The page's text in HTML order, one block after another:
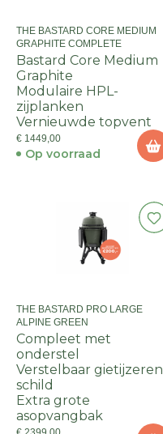
THE BASTARD CORE MEDIUM
GRAPHITE COMPLETE
Bastard Core Medium
Graphite
Modulaire HPL-
zijplanken
Vernieuwde topvent
€ 1449,00
Op voorraad
THE BASTARD PRO LARGE
ALPINE GREEN
Compleet met
onderstel
Verstelbaar gietijzeren
schild
Extra grote
asopvangbak